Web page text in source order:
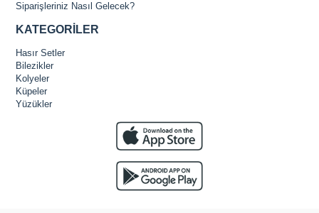
Siparişleriniz Nasıl Gelecek?
KATEGORİLER
Hasır Setler
Bilezikler
Kolyeler
Küpeler
Yüzükler